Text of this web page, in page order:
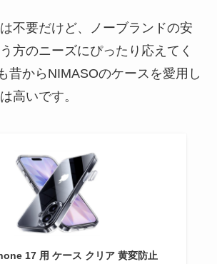
は不要だけど、ノーブランドの安
方のニーズにぴったり応えてく
昔からNIMASOのケースを愛用し
高いです。
17 用 ケース クリア 黄変防止